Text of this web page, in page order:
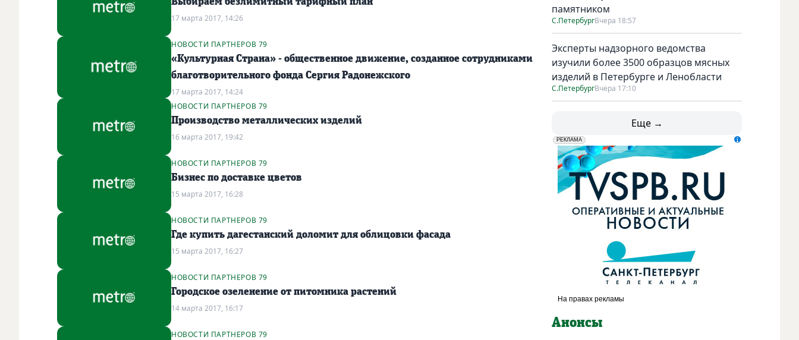
17 марта 2017, 14:26
НОВОСТИ ПАРТНЕРОВ 79
«Культурная Страна» - общественное движение, созданное сотрудниками
благотворительного фонда Сергия Радонежского
17 марта 2017, 14:24
НОВОСТИ ПАРТНЕРОВ 79
Производство металлических изделий
16 марта 2017, 19:42
НОВОСТИ ПАРТНЕРОВ 79
Бизнес по доставке цветов
15 марта 2017, 16:28
НОВОСТИ ПАРТНЕРОВ 79
Где купить дагестанский доломит для облицовки фасада
15 марта 2017, 16:27
НОВОСТИ ПАРТНЕРОВ 79
Городское озеленение от питомника растений
14 марта 2017, 16:17
НОВОСТИ ПАРТНЕРОВ 79
памятником
С.ПетербургВчера 18:57
Эксперты надзорного ведомства
изучили более 3500 образцов мясных
изделий в Петербурге и Ленобласти
С.ПетербургВчера 17:10
Еще →
erid: LdtCK5udn
РЕКЛАМА
АО "ГАТР", ИНН: 7841320717
Анонсы